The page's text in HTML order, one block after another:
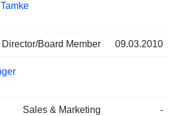
Director/Board Member 09.03.2010
Sales & Marketing -